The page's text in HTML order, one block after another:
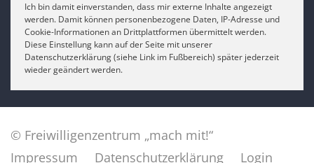
Ich bin damit einverstanden, dass mir externe Inhalte angezeigt
werden. Damit können personenbezogene Daten, IP-Adresse und
Cookie-Informationen an Drittplattformen übermittelt werden.
Diese Einstellung kann auf der Seite mit unserer
Datenschutzerklärung (siehe Link im Fußbereich) später jederzeit
wieder geändert werden.
© Freiwilligenzentrum „mach mit!“
Impressum
Datenschutzerklärung Login